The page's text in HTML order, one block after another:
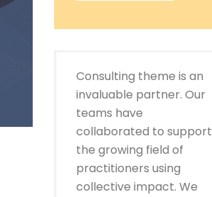
Consulting theme is an
invaluable partner. Our
teams have
collaborated to support
the growing field of
practitioners using
collective impact. We